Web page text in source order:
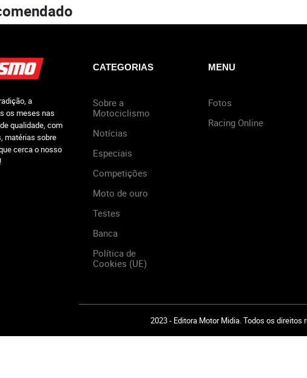
a
os meses nas
qualidade, com
matérias sobre
cerca o nosso
CATEGORIAS
Sobre a
Motociclismo
Notícias
Especiais
Competições
Moto de ouro
Testes
Banca
Política de
Cookies (UE)
MENU
Fotos
Racing Online
2023 - Editora Motor Midia. Todos os direitos